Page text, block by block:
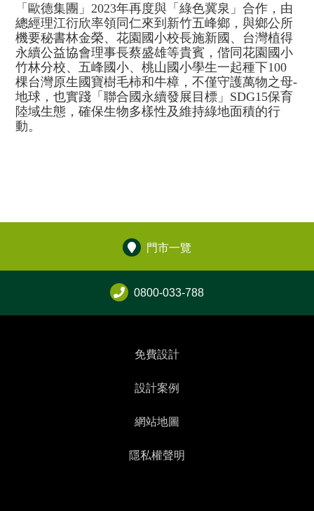
「歐德集團」2023年再度與「綠色冀泉」合作，由
總經理江衍欣率領同仁來到新竹五峰鄉，與鄉公所
機要秘書林金榮、花園國小校長施新國、台灣植得
永續公益協會理事長蔡盛雄等貴賓，偕同花園國小
竹林分校、五峰國小、桃山國小學生一起種下100
棵台灣原生國寶樹毛柿和牛樟，不僅守護萬物之母-
地球，也實踐「聯合國永續發展目標」SDG15保育
陸域生態，確保生物多樣性及維持綠地面積的行
動。
門市一覽
0800-033-788
免費設計
設計案例
網站地圖
隱私權聲明